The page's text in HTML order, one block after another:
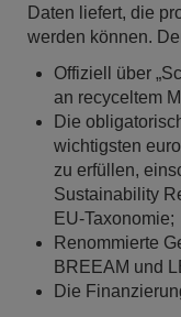
Daten liefert, die
werden können.
Offiziell über
an recyceltem
Die
wichtigsten
zu erfüllen,
Sustainability
EU-Taxonomie;
Renommierte
BREEAM und
Die